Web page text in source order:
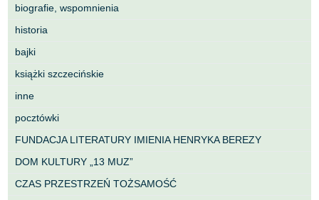
biografie, wspomnienia
historia
bajki
książki szczecińskie
inne
pocztówki
FUNDACJA LITERATURY IMIENIA HENRYKA BEREZY
DOM KULTURY „13 MUZ”
CZAS PRZESTRZEŃ TOŻSAMOŚĆ